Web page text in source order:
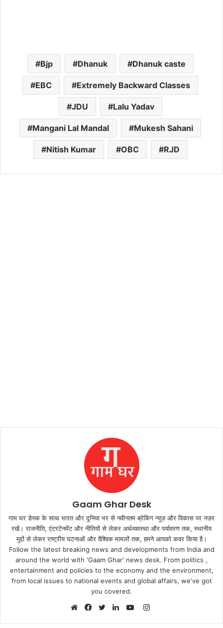
Bjp Dhanuk Dhanuk caste
EBC Extremely Backward Classes
JDU Lalu Yadav
Mangani Lal Mandal Mukesh Sahani
Nitish Kumar OBC RJD
Gaam Ghar Desk
गाम घर डेस्क के साथ भारत और दुनिया भर से नवीनतम ब्रेकिंग न्यूज़ और विकास पर नज़र
रखें। राजनीति, एंटरटेनमेंट और नीतियों से लेकर अर्थव्यवस्था और पर्यावरण तक, स्थानीय
मुद्दों से लेकर राष्ट्रीय घटनाओं और वैश्विक मामलों तक, हमने आपको कवर किया है।
Follow the latest breaking news and developments from India and
around the world with 'Gaam Ghar' news desk. From politics ,
entertainment and policies to the economy and the environment,
from local issues to national events and global affairs, we've got
you covered.
Instagram